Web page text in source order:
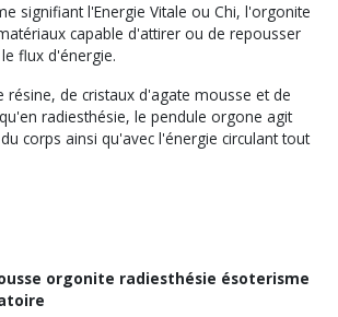
signifiant l'Energie Vitale ou Chi, l'orgonite
capable d'attirer ou de repousser
flux d'énergie.
résine, de cristaux d'agate mousse et de
radiesthésie, le pendule orgone agit
corps ainsi qu'avec l'énergie circulant tout
orgonite radiesthésie ésoterisme
divinatoire